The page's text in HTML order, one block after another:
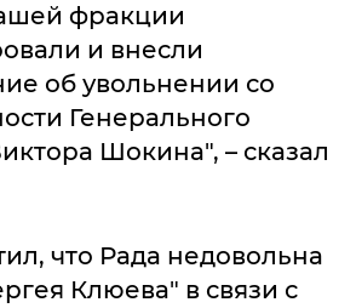
фракции
и внесли
об увольнении со
Генерального
Шокина", – сказал
что Рада недовольна
Клюева" в связи с